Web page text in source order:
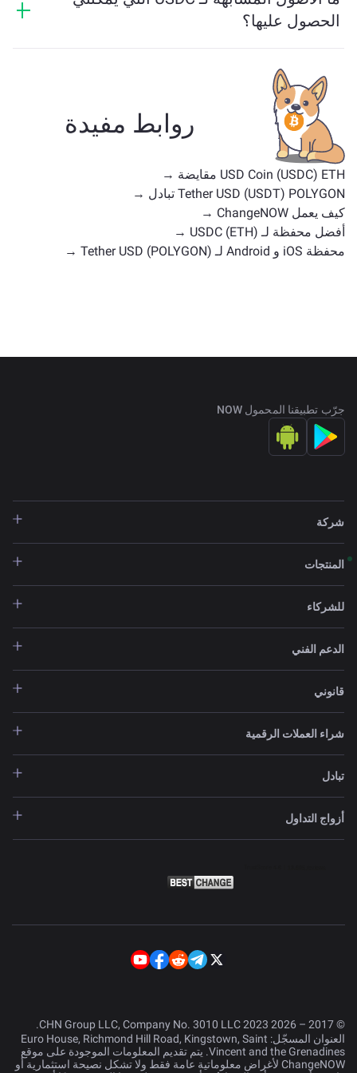
الحصول عليها؟
عملة مستقرة، رمزًا مرفقًا، عملة حوكمة، أو أي نوع آخر.
تشمل البدائل الشائعة عملات رقمية أخرى ذات حالات
استخدام أو مواقع سوق مماثلة. تحقق من جميع الأصول
المتاحة للتبادل علىالصفحة الرئيسية للتبادل
روابط مفيدة
USD Coin (USDC) ETH مقايضة →
Tether USD (USDT) POLYGON تبادل →
كيف يعمل ChangeNOW →
أفضل محفظة لـ USDC (ETH) →
محفظة iOS و Android لـ Tether USD (POLYGON) →
جرّب تطبيقنا المحمول NOW
شركة
المنتجات
للشركاء
الدعم الفني
قانوني
شراء العملات الرقمية
تبادل
أزواج التداول
© 2017 – 2026 CHN Group LLC, Company No. 3010 LLC 2023.
العنوان المسجّل: Euro House, Richmond Hill Road, Kingstown, Saint
Vincent and the Grenadines. يتم تقديم المعلومات الموجودة على موقع
ChangeNOW لأغراض معلوماتية عامة فقط ولا تشكل نصيحة استثمارية أو